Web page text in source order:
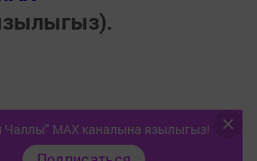
MAX каналына язылыгыз!